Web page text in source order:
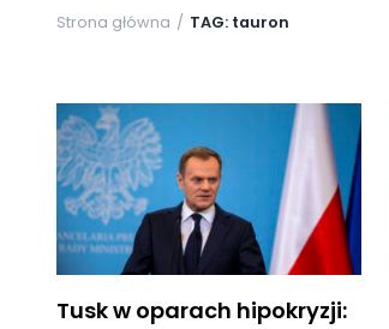
Strona główna TAG: tauron
Tusk w oparach hipokryzji: